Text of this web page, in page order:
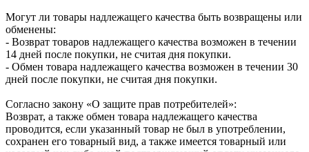
Могут ли товары надлежащего качества быть возвращены или
обменены:
- Возврат товаров надлежащего качества возможен в течении
14 дней после покупки, не считая дня покупки.
- Обмен товара надлежащего качества возможен в течении 30
дней после покупки, не считая дня покупки.
Согласно закону «О защите прав потребителей»:
Возврат, а также обмен товара надлежащего качества
проводится, если указанный товар не был в употреблении,
сохранен его товарный вид, а также имеется товарный или